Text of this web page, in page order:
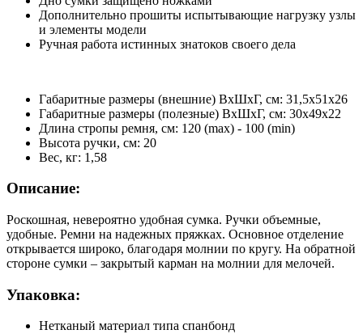
Дополнительно прошиты испытывающие нагрузку узлы
и элементы модели
Ручная работа истинных знатоков своего дела
Габаритные размеры (внешние) ВхШхГ, см: 31,5х51х26
Габаритные размеры (полезные) ВхШхГ, см: 30х49х22
Длина стропы ремня, см: 120 (max) - 100 (min)
Высота ручки, см: 20
Вес, кг: 1,58
Описание:
Роскошная, невероятно удобная сумка. Ручки объемные,
удобные. Ремни на надежных пряжках. Основное отделение
открывается широко, благодаря молнии по кругу. На обратной
стороне сумки – закрытый карман на молнии для мелочей.
Упаковка:
Нетканый материал типа спанбонд